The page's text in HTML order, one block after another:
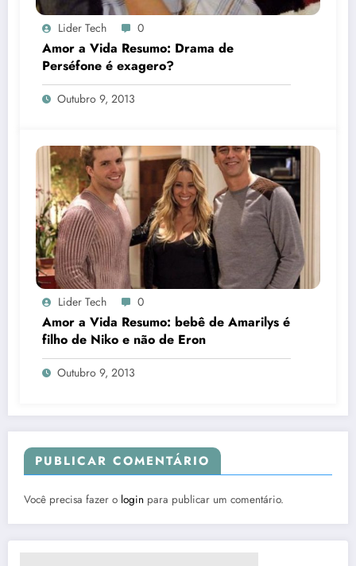
Lider Tech 0
Amor a Vida Resumo: Drama de
Perséfone é exagero?
Outubro 9, 2013
Lider Tech 0
Amor a Vida Resumo: bebê de Amarilys é
filho de Niko e não de Eron
Outubro 9, 2013
PUBLICAR COMENTÁRIO
Você precisa fazer o login para publicar um comentário.